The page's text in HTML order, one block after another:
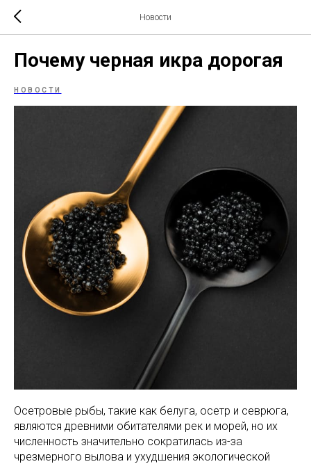
Новости
Почему черная икра дорогая
НОВОСТИ
Осетровые рыбы, такие как белуга, осетр и севрюга,
являются древними обитателями рек и морей, но их
численность значительно сократилась из-за
чрезмерного вылова и ухудшения экологической